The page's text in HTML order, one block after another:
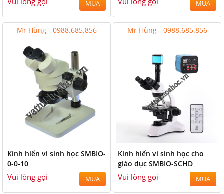
MUA MUA
Mr Hùng - 0988.685.856
Kính hiển vi sinh học SMBIO-
0-0-10
Vui lòng gọi MUA
Mr Hùng - 0988.685.856
Kính hiển vi sinh học cho
giáo dục SMBIO-SCHD
Vui lòng gọi MUA